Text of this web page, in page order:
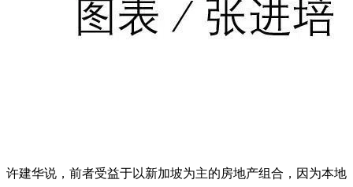
许建华说，前者受益于以新加坡为主的房地产组合，因为本地